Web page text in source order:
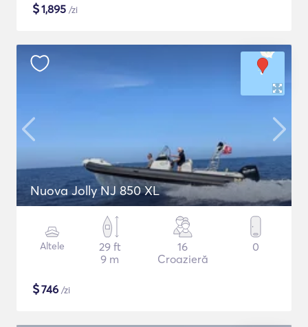
$1,895 /zi
Nuova Jolly NJ 850 XL
Altele
29 ft
9 m
16
Croazieră
0
$746 /zi